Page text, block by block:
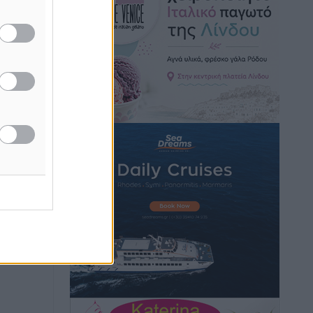
Κικίλιας: Μειώθηκαν κατά 34% οι
μεταναστευτικές ροές στα θαλάσσια
σύνορα
• πριν 13 ώρες
Κως: Γερμανός τουρίστας κέρδισε
αποζημίωση 900 ευρώ επειδή δεν
βρήκε ξαπλώστρες στις οικογενειακές
διακοπές του
Τοπικές Ειδήσεις πριν 13 ώρες
Δανό περιπατητή στη Ρόδο
Τοπικές Ειδήσεις• πριν 13 ώρες
Σύμη: Ανασύρθηκε σορός άνδρα –